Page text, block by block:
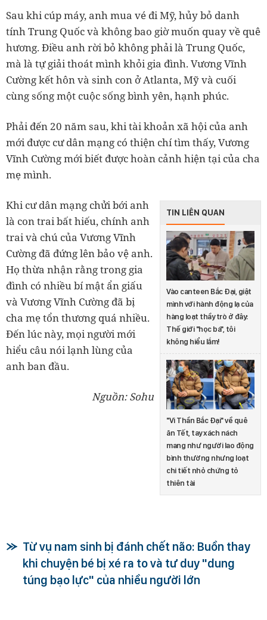
Sau khi cúp máy, anh mua vé đi Mỹ, hủy bỏ danh
tính Trung Quốc và không bao giờ muốn quay về quê
hương. Điều anh rời bỏ không phải là Trung Quốc,
mà là tự giải thoát mình khỏi gia đình. Vương Vĩnh
Cường kết hôn và sinh con ở Atlanta, Mỹ và cuối
cùng sống một cuộc sống bình yên, hạnh phúc.
Phải đến 20 năm sau, khi tài khoản xã hội của anh
mới được cư dân mạng có thiện chí tìm thấy, Vương
Vĩnh Cường mới biết được hoàn cảnh hiện tại của cha
mẹ mình.
TIN LIÊN QUAN
Vào canteen Bắc Đại, giật
mình với hành động lạ của
hàng loạt thầy trò ở đây:
Thế giới "học bá", tôi
không hiểu lắm!
"Vi Thần Bắc Đại" về quê
ăn Tết, tay xách nách
mang như người lao động
bình thường nhưng loạt
chi tiết nhỏ chứng tỏ
thiên tài
Khi cư dân mạng chửi bới anh
là con trai bất hiếu, chính anh
trai và chú của Vương Vĩnh
Cường đã đứng lên bảo vệ anh.
Họ thừa nhận rằng trong gia
đình có nhiều bí mật ẩn giấu
và Vương Vĩnh Cường đã bị
cha mẹ tổn thương quá nhiều.
Đến lúc này, mọi người mới
hiểu câu nói lạnh lùng của
anh ban đầu.
Nguồn: Sohu
Từ vụ nam sinh bị đánh chết não: Buồn thay
khi chuyện bé bị xé ra to và tư duy "dung
túng bạo lực" của nhiều người lớn